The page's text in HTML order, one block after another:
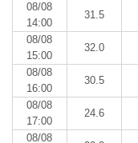
08/08
14:00
31.5
08/08
15:00
32.0
08/08
16:00
30.5
08/08
17:00
24.6
08/08